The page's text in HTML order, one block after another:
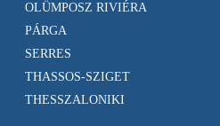
OLÜMPOSZ RIVIÉRA
PÁRGA
SERRES
THASSOS-SZIGET
THESSZALONIKI